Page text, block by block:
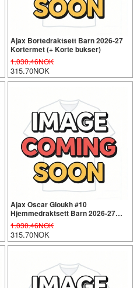
Ajax Bortedraktsett Barn 2026-27
Kortermet (+ Korte bukser)
1.030.46NOK
315.70NOK
Ajax Oscar Gloukh #10
Hjemmedraktsett Barn 2026-27
Kortermet (+ Korte bukser)
1.030.46NOK
315.70NOK